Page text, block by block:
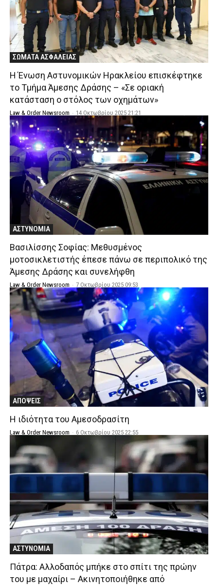
ΣΩΜΑΤΑ ΑΣΦΑΛΕΙΑΣ
Η Ένωση Αστυνομικών Ηρακλείου επισκέφτηκε
το Τμήμα Άμεσης Δράσης – «Σε οριακή
κατάσταση ο στόλος των οχημάτων»
Law & Order Newsroom - 14 Οκτωβρίου 2025 21:21
ΑΣΤΥΝΟΜΙΑ
Βασιλίσσης Σοφίας: Μεθυσμένος
μοτοσικλετιστής έπεσε πάνω σε περιπολικό της
Άμεσης Δράσης και συνελήφθη
Law & Order Newsroom - 7 Οκτωβρίου 2025 09:53
ΑΠΟΨΕΙΣ
Η ιδιότητα του Αμεσοδρασίτη
Law & Order Newsroom - 6 Οκτωβρίου 2025 22:55
ΑΣΤΥΝΟΜΙΑ
Πάτρα: Αλλοδαπός μπήκε στο σπίτι της πρώην
του με μαχαίρι – Ακινητοποιήθηκε από